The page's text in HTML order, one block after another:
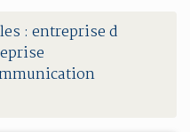
: entreprise d